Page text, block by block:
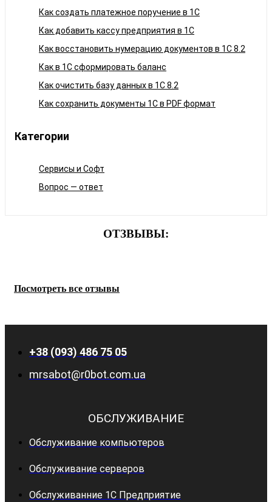
Как создать платежное поручение в 1С
Как добавить кассу предприятия в 1С
Как восстановить нумерацию документов в 1С 8.2
Как в 1С сформировать баланс
Как очистить базу данных в 1С 8.2
Как сохранить документы 1С в PDF формат
Категории
Сервисы и Софт
Вопрос — ответ
ОТЗВЫВЫ:
Посмотреть все отзывы
+38 (093) 486 75 05
mrsabot@r0bot.com.ua
ОБСЛУЖИВАНИЕ
Обслуживание компьютеров
Обслуживание серверов
Обслуживанние 1С Предприятие